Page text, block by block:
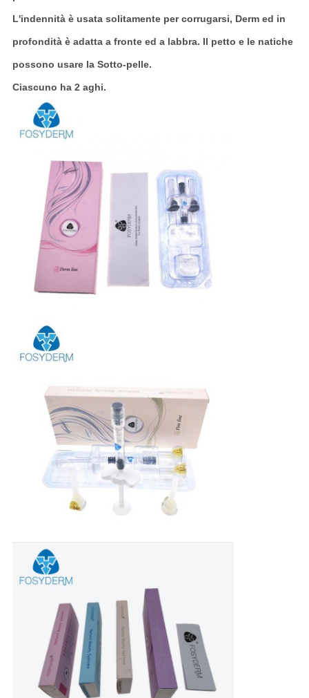
L'indennità è usata solitamente per corrugarsi, Derm ed in
profondità è adatta a fronte ed a labbra. Il petto e le natiche
possono usare la Sotto-pelle.
Ciascuno ha 2 aghi.